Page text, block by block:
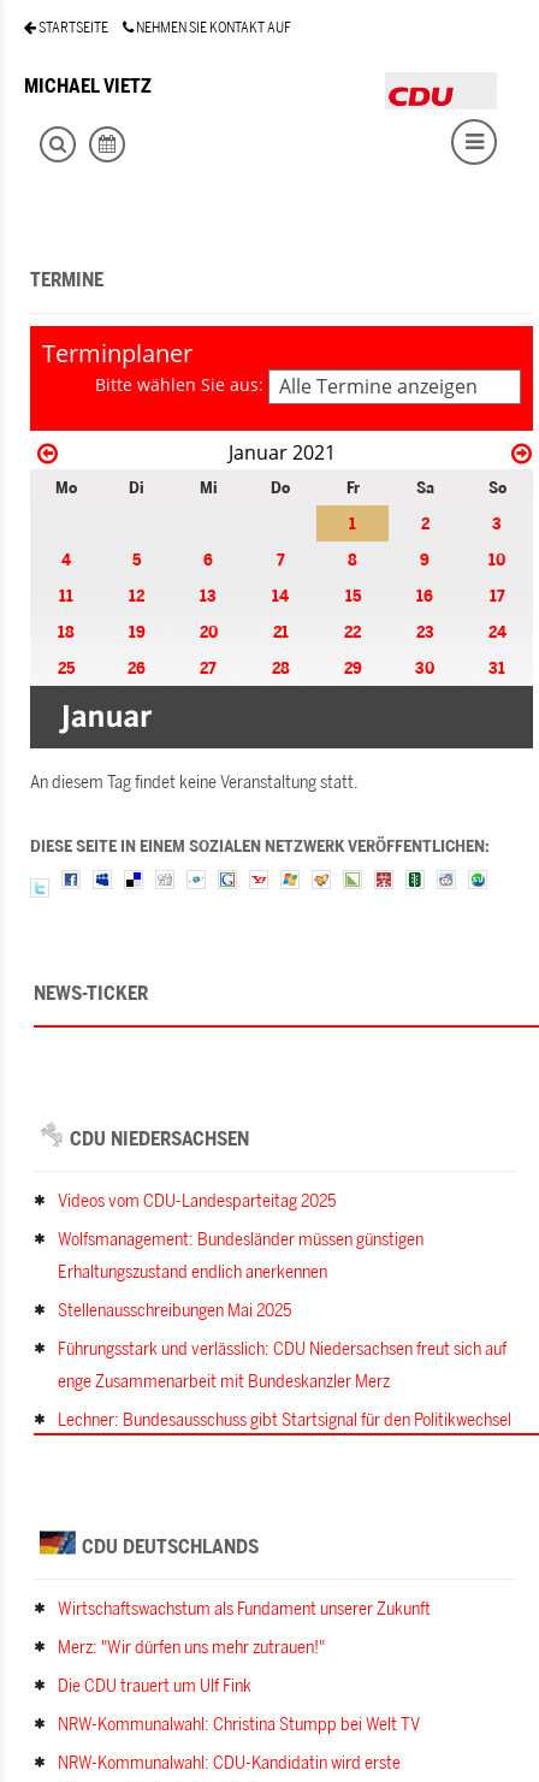
STARTSEITE NEHMEN SIE KONTAKT AUF
MICHAEL VIETZ
TERMINE
Terminplaner
Bitte wählen Sie aus: Alle Termine anzeigen
Januar 2021
Mo Di Mi Do Fr Sa
So
1
2
3
4
5 6 7 8 9
10
11
12 13 14 15 16
17
18
19 20 21 22 23
24
25
26 27 28 29 30 31
An diesem Tag findet keine Veranstaltung statt.
DIESE SEITE IN EINEM SOZIALEN NETZWERK VERÖFFENTLICHEN:
NEWS-TICKER
CDU NIEDERSACHSEN
Videos vom CDU-Landesparteitag 2025
Wolfsmanagement: Bundesländer müssen günstigen
Erhaltungszustand endlich anerkennen
Stellenausschreibungen Mai 2025
Führungsstark und verlässlich: CDU Niedersachsen freut sich auf
enge Zusammenarbeit mit Bundeskanzler Merz
Lechner: Bundesausschuss gibt Startsignal für den Politikwechsel
CDU DEUTSCHLANDS
Wirtschaftswachstum als Fundament unserer Zukunft
Merz: "Wir dürfen uns mehr zutrauen!"
Die CDU trauert um Ulf Fink
NRW-Kommunalwahl: Christina Stumpp bei Welt TV
NRW-Kommunalwahl: CDU-Kandidatin wird erste